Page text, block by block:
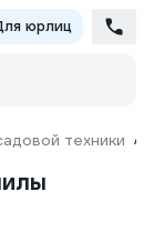
юрлиц
техники /